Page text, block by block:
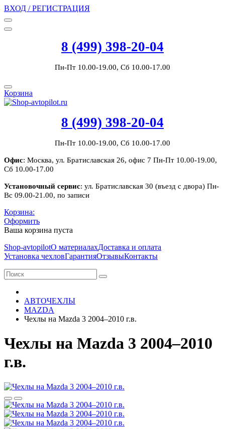
ВХОД / РЕГИСТРАЦИЯ
8 (499) 398-20-04
Пн-Пт 10.00-19.00, Сб 10.00-17.00
Корзина
8 (499) 398-20-04
Пн-Пт 10.00-19.00, Сб 10.00-17.00
Офис: Москва, ул. Братиславская 26, офис 7 Пн-Пт 10.00-19.00,
Сб 10.00-17.00
Установочный сервис: ул. Братиславская 30 (въезд с двора) Пн-
Вс 09.00-21.00, по записи
Корзина:
Оформить
Ваша корзина пуста
Shop-avtopilotО материалахДоставка и оплата
Установка чехловГарантияОтзывыКонтакты
АВТОЧЕХЛЫ
MAZDA
Чехлы на Mazda 3 2004–2010 г.в.
Чехлы на Mazda 3 2004–2010
г.в.